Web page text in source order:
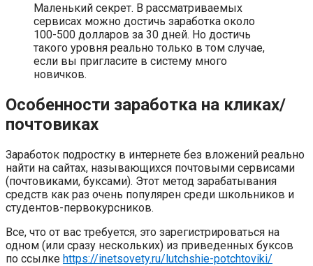
Маленький секрет. В рассматриваемых
сервисах можно достичь заработка около
100-500 долларов за 30 дней. Но достичь
такого уровня реально только в том случае,
если вы пригласите в систему много
новичков.
Особенности заработка на кликах/
почтовиках
Заработок подростку в интернете без вложений реально
найти на сайтах, называющихся почтовыми сервисами
(почтовиками, буксами). Этот метод зарабатывания
средств как раз очень популярен среди школьников и
студентов-первокурсников.
Все, что от вас требуется, это зарегистрироваться на
одном (или сразу нескольких) из приведенных буксов
по ссылке https://inetsovety.ru/lutchshie-potchtoviki/